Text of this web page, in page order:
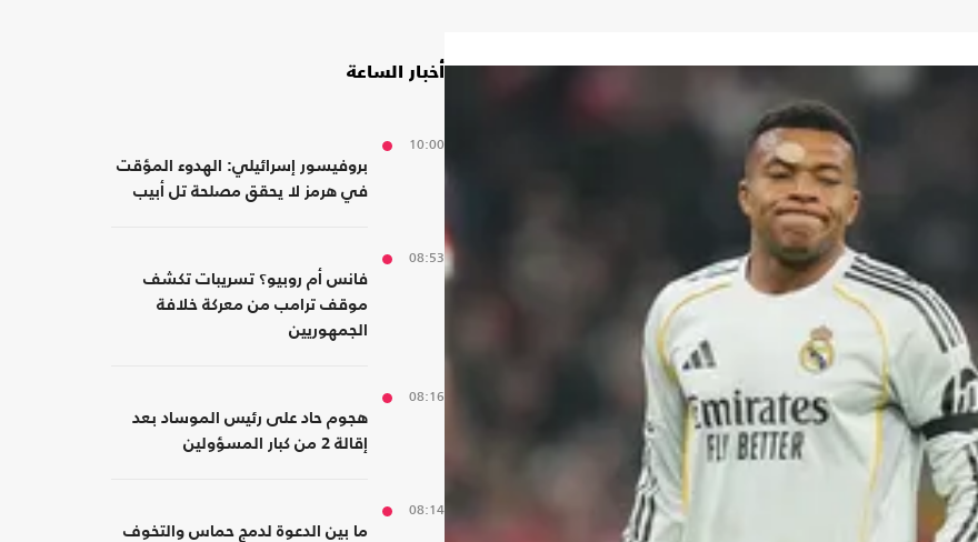
أخبار الساعة
10:00
بروفيسور إسرائيلي: الهدوء المؤقت
في هرمز لا يحقق مصلحة تل أبيب
08:53
فانس أم روبيو؟ تسريبات تكشف
موقف ترامب من معركة خلافة
الجمهوريين
08:16
هجوم حاد على رئيس الموساد بعد
إقالة 2 من كبار المسؤولين
08:14
ما بين الدعوة لدمج حماس والتخوف